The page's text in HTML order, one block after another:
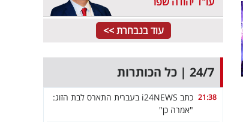
עוד בנבחרת >>
24/7 | כל הכותרות
21:38
כתב i24NEWS בעברית התארס לבת הזוג:
"אמרה כן"